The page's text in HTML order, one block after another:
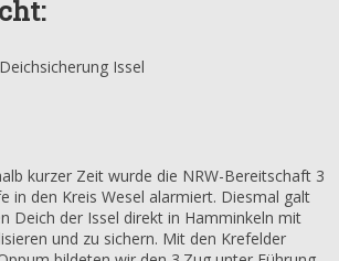
Issel
kurzer Zeit wurde die NRW-Bereitschaft 3
in den Kreis Wesel alarmiert. Diesmal galt
Deich der Issel direkt in Hamminkeln mit
und zu sichern. Mit den Krefelder